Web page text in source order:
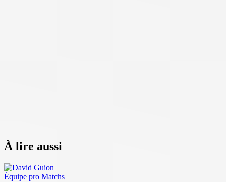
À lire aussi
Équipe pro Matchs